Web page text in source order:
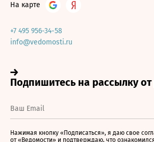
На карте
+7 495 956-34-58
info@vedomosti.ru
Нажимая кнопку «Подписаться», я даю свое
от «Ведомости» и подтверждаю, что